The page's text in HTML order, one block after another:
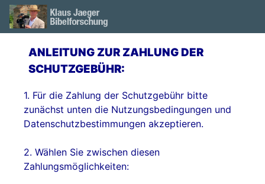
ANLEITUNG ZUR ZAHLUNG DER
SCHUTZGEBÜHR:
1. Für die Zahlung der Schutzgebühr bitte
zunächst unten die Nutzungsbedingungen und
Datenschutzbestimmungen akzeptieren.
2. Wählen Sie zwischen diesen
Zahlungsmöglichkeiten: